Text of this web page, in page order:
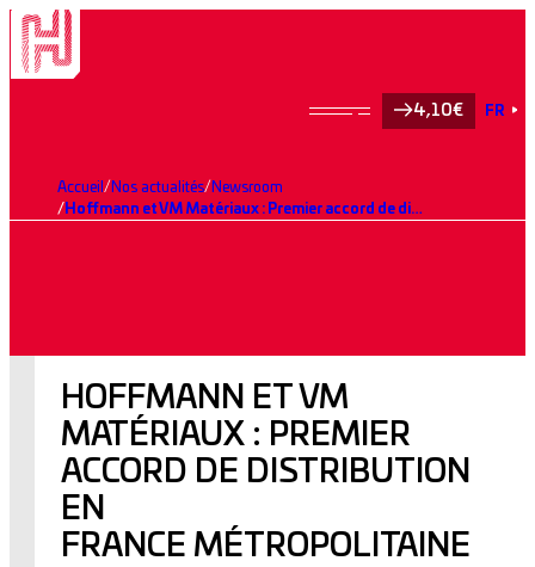
4,10€ FR
Accueil Nos actualités
Newsroom
Hoffmann et VM Matériaux : Premier accord de distribution en France métropolitaine pour la distribution de sacs de ciment décarboné H-IONA
HOFFMANN ET VM
MATÉRIAUX : PREMIER
ACCORD DE DISTRIBUTION
EN
FRANCE MÉTROPOLITAINE